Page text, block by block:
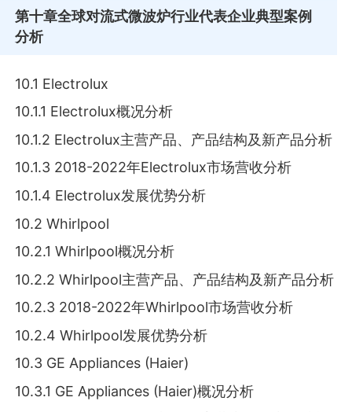
第十章全球对流式微波炉行业代表企业典型案例
分析
10.1 Electrolux
10.1.1 Electrolux概况分析
10.1.2 Electrolux主营产品、产品结构及新产品分析
10.1.3 2018-2022年Electrolux市场营收分析
10.1.4 Electrolux发展优势分析
10.2 Whirlpool
10.2.1 Whirlpool概况分析
10.2.2 Whirlpool主营产品、产品结构及新产品分析
10.2.3 2018-2022年Whirlpool市场营收分析
10.2.4 Whirlpool发展优势分析
10.3 GE Appliances (Haier)
10.3.1 GE Appliances (Haier)概况分析